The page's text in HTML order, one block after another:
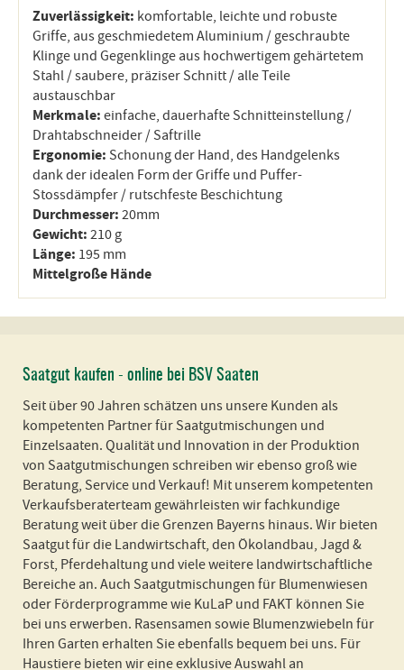
Zuverlässigkeit: komfortable, leichte und robuste
Griffe, aus geschmiedetem Aluminium / geschraubte
Klinge und Gegenklinge aus hochwertigem gehärtetem
Stahl / saubere, präziser Schnitt / alle Teile
austauschbar
Merkmale: einfache, dauerhafte Schnitteinstellung /
Drahtabschneider / Saftrille
Ergonomie: Schonung der Hand, des Handgelenks
dank der idealen Form der Griffe und Puffer-
Stossdämpfer / rutschfeste Beschichtung
Durchmesser: 20mm
Gewicht: 210 g
Länge: 195 mm
Mittelgroße Hände
Saatgut kaufen - online bei BSV Saaten
Seit über 90 Jahren schätzen uns unsere Kunden als
kompetenten Partner für Saatgutmischungen und
Einzelsaaten. Qualität und Innovation in der Produktion
von Saatgutmischungen schreiben wir ebenso groß wie
Beratung, Service und Verkauf! Mit unserem kompetenten
Verkaufsberaterteam gewährleisten wir fachkundige
Beratung weit über die Grenzen Bayerns hinaus. Wir bieten
Saatgut für die Landwirtschaft, den Ökolandbau, Jagd &
Forst, Pferdehaltung und viele weitere landwirtschaftliche
Bereiche an. Auch Saatgutmischungen für Blumenwiesen
oder Förderprogramme wie KuLaP und FAKT können Sie
bei uns erwerben. Rasensamen sowie Blumenzwiebeln für
Ihren Garten erhalten Sie ebenfalls bequem bei uns. Für
Haustiere bieten wir eine exklusive Auswahl an